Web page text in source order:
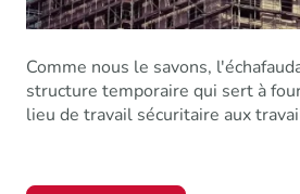
Comme nous le savons,
structure temporaire qui sert à
lieu de travail sécuritaire aux